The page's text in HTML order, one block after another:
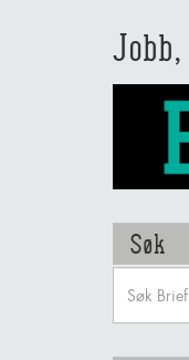
Jobb,
Søk